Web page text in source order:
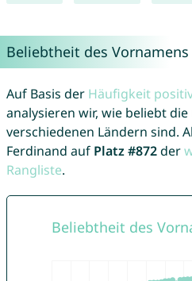
Beliebtheit des
Auf Basis der Häufigkeit
analysieren wir, wie beliebt
verschiedenen Ländern sind.
Ferdinand auf Platz #872der
Rangliste.